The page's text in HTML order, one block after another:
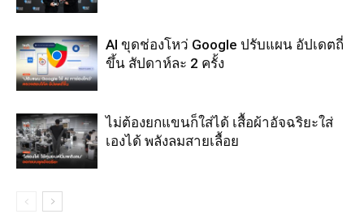
AI ขุดช่องโหว่ Google ปรับแผน อัปเดตถี่
ขึ้น สัปดาห์ละ 2 ครั้ง
ไม่ต้องยกแขนก็ใส่ได้ เสื้อผ้าอัจฉริยะใส่
เองได้ พลังลมสายเลื้อย